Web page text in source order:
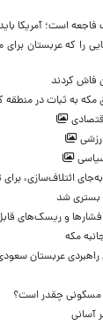
است؛ آمریکا باید
را که عربستان
مکه به ثبات در
ائتلاف‌سازی،
بستری شد
فشارها و ریسک‌های
مکه
عربستان
مسکونی چقدر است؟
آسانی